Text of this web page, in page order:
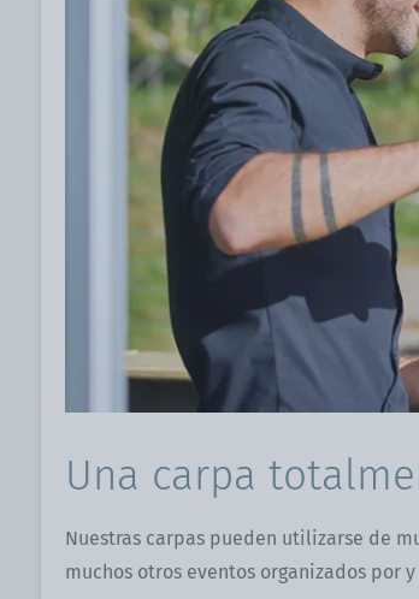
Una carpa
Nuestras carpas pueden utilizarse de
muchos otros eventos organizados por